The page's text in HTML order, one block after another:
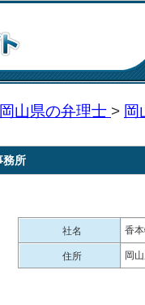
岡山県の弁理士 > 岡
務所
社名 香
住所 岡